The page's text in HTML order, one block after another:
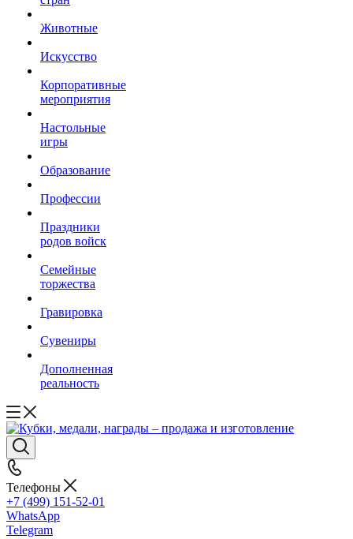
Животные
Искусство
Корпоративные
мероприятия
Настольные
игры
Образование
Профессии
Праздники
родов войск
Семейные
торжества
Гравировка
Сувениры
Дополненная
реальность
Телефоны
+7 (499) 151-52-01
WhatsApp
Telegram